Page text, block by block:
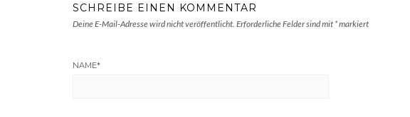
SCHREIBE EINEN KOMMENTAR
Deine E-Mail-Adresse wird nicht veröffentlicht. Erforderliche Felder sind mit *markiert
NAME*